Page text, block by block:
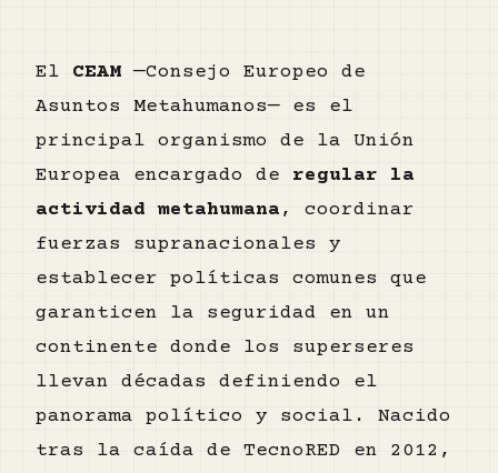
El CEAM —Consejo Europeo de
Asuntos Metahumanos— es el
principal organismo de la Unión
Europea encargado de regular la
actividad metahumana , coordinar
fuerzas supranacionales y
establecer políticas comunes que
garanticen la seguridad en un
continente donde los superseres
llevan décadas definiendo el
panorama político y social. Nacido
tras la caída de TecnoRED en 2012,